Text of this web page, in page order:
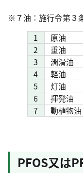
※７油：施行令第３
1
原油
2
重油
3
潤滑油
4
軽油
5
灯油
6
揮発油
7
動植物油
PFOS又は